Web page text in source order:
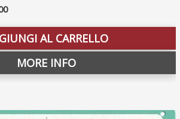
attuale
è:
€ 16,00.
AL CARRELLO
MORE INFO